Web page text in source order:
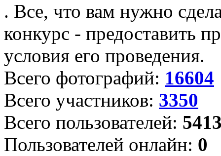
. Все, что вам нужно
конкурс - предоставить
условия его проведения.
Всего фотографий: 16604
Всего участников: 3350
Всего пользователей:
Пользователей онлайн: 0